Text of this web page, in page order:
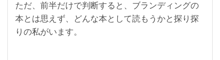
ただ、前半だけで判断すると、ブランディングの
本とは思えず、どんな本として読もうかと探り探
りの私がいます。